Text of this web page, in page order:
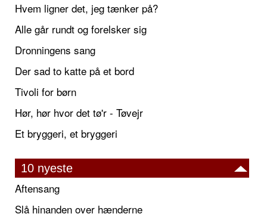
Hvem ligner det, jeg tænker på?
Alle går rundt og forelsker sig
Dronningens sang
Der sad to katte på et bord
Tivoli for børn
Hør, hør hvor det tø'r - Tøvejr
Et bryggeri, et bryggeri
10 nyeste
Aftensang
Slå hinanden over hænderne